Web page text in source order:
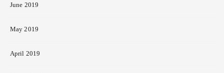
June 2019
May 2019
April 2019